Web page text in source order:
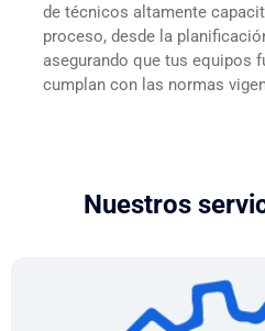
de técnicos altamente
proceso, desde la
asegurando que tus equipos
cumplan con las normas
Nuestros